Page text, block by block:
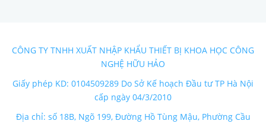
CÔNG TY TNHH XUẤT NHẬP KHẨU THIẾT BỊ KHOA HỌC CÔNG
NGHỆ HỮU HẢO
Giấy phép KD: 0104509289 Do Sở Kế hoạch Đầu tư TP Hà Nội
cấp ngày 04/3/2010
Địa chỉ: số 18B, Ngõ 199, Đường Hồ Tùng Mậu, Phường Cầu